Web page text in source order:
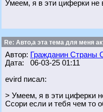
Умеем, я в эти циферки не
Re: Авто,а эта тема для меня
Автор: Гражданин Страны
Дата: 06-03-25 01:11
evird писал:
> Умеем, я в эти циферки
Ссори если и тебя чем то